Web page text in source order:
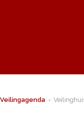
Veilingagenda ›